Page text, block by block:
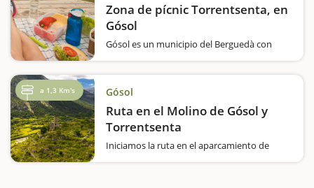
Zona de pícnic Torrentsenta, en
Gósol
Gósol es un municipio del Berguedà con
nacimiento del río Aigua…
a 1,3 Km's Gósol
Ruta en el Molino de Gósol y
Torrentsenta
Iniciamos la ruta en el aparcamiento de